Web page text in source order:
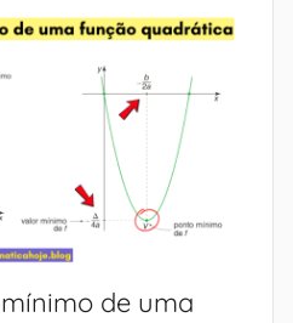
de uma